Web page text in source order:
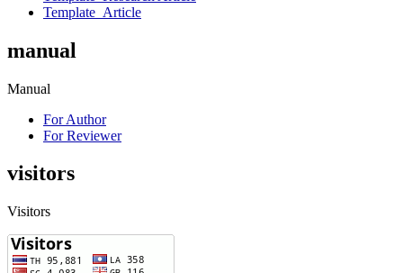
Template_Article
manual
Manual
For Author
For Reviewer
visitors
Visitors